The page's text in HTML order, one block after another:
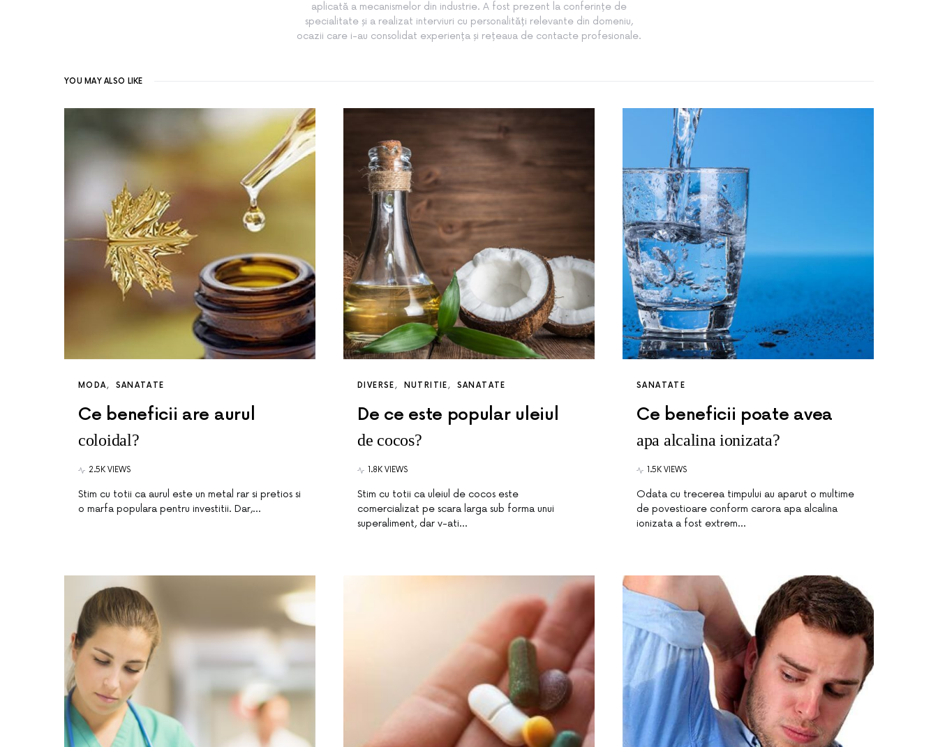
aplicată a mecanismelor din industrie. A fost prezent la conferințe de
specialitate și a realizat interviuri cu personalități relevante din domeniu,
ocazii care i-au consolidat experiența și rețeaua de contacte profesionale.
YOU MAY ALSO LIKE
MODA SANATATE
Ce beneficii are aurul
coloidal?
2.5K VIEWS
Stim cu totii ca aurul este un metal rar si pretios si
o marfa populara pentru investitii. Dar,…
DIVERSE NUTRITIE SANATATE
De ce este popular uleiul
de cocos?
1.8K VIEWS
Stim cu totii ca uleiul de cocos este
comercializat pe scara larga sub forma unui
superaliment, dar v-ati…
SANATATE
Ce beneficii poate avea
apa alcalina ionizata?
1.5K VIEWS
Odata cu trecerea timpului au aparut o multime
de povestioare conform carora apa alcalina
ionizata a fost extrem…